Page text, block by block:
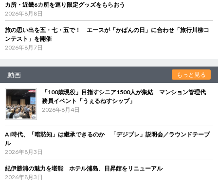
カ所・近畿6カ所を巡り限定グッズをもらおう
2026年8月8日
旅の思い出を五・七・五で！ エースが「かばんの日」に合わせ「旅行川柳コ
ンテスト」を開催
2026年8月7日
動画 もっと見る
「100歳現役」目指すシニア1500人が集結 マンション管理代
務員イベント「うぇるねすシップ」
2026年8月4日
AI時代、「暗黙知」は継承できるのか 「デジブレ」説明会／ラウンドテーブ
ル
2026年8月3日
紀伊勝浦の魅力を堪能 ホテル浦島、日昇館をリニューアル
2026年8月3日